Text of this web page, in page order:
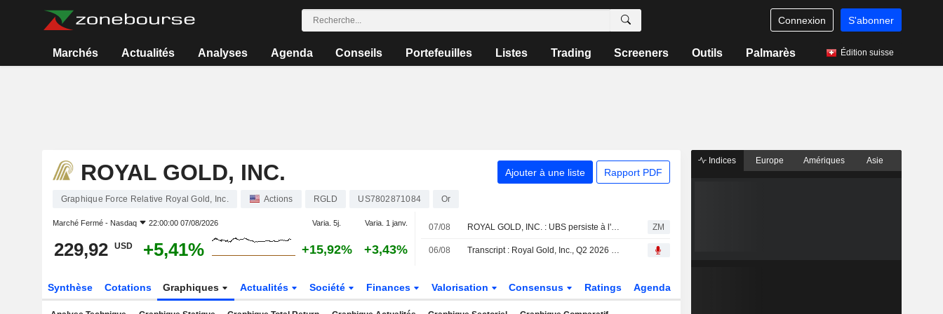
Connexion S'abonner
Marchés Actualités Analyses Agenda Conseils Portefeuilles Listes Trading Screeners Outils Palmarès Édition suisse
ROYAL GOLD, INC. Ajouter à une liste Rapport PDF
Graphique Force Relative Royal Gold, Inc. Actions RGLD US7802871084 Or
Marché Fermé - Nasdaq 22:00:00 07/08/2026 Varia. 5j. Varia. 1 janv.
229,92 USD +5,41% +15,92% +3,43%
07/08 ROYAL GOLD, INC. : UBS persiste à l'achat ZM
06/08 Transcript : Royal Gold, Inc., Q2 2026 Earnings Call, Aug 06, 2026
Synthèse Cotations Graphiques Actualités Société Finances Valorisation Consensus Ratings Agenda
Indices Europe Amériques Asie